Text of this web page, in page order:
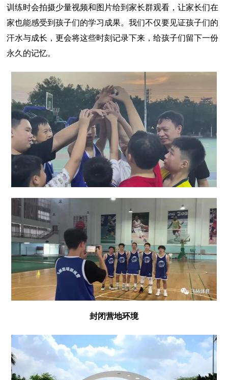
训练时会拍摄少量视频和图片给到家长群观看，让家长们在
家也能感受到孩子们的学习成果。我们不仅要见证孩子们的
汗水与成长，更会将这些时刻记录下来，给孩子们留下一份
永久的记忆。
封闭营地环境